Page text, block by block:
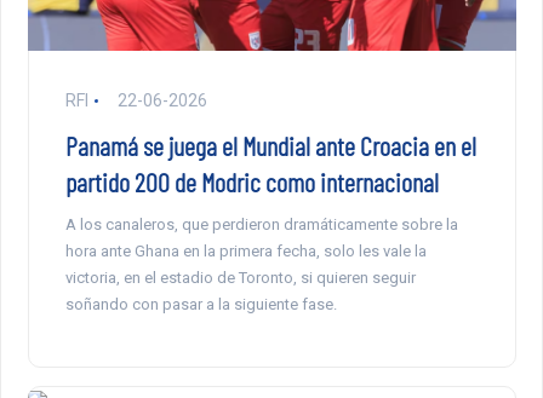
RFI 22-06-2026
Panamá se juega el Mundial ante Croacia en el
partido 200 de Modric como internacional
A los canaleros, que perdieron dramáticamente sobre la
hora ante Ghana en la primera fecha, solo les vale la
victoria, en el estadio de Toronto, si quieren seguir
soñando con pasar a la siguiente fase.